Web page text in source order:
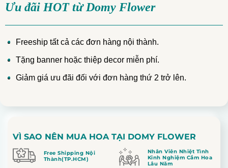
Ưu đãi HOT từ Domy Flower
Freeship tất cả các đơn hàng nội thành.
Tặng banner hoặc thiệp decor miễn phí.
Giảm giá ưu đãi đối với đơn hàng thứ 2 trở lên.
VÌ SAO NÊN MUA HOA TẠI DOMY FLOWER
Free Shipping Nội
Thành(TP.HCM)
Nhân Viên Nhiệt Tình
Kinh Nghiệm Cắm Hoa
Lâu Năm